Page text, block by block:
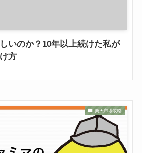
いのか？10年以上続けた私が
方
楽天市場攻略